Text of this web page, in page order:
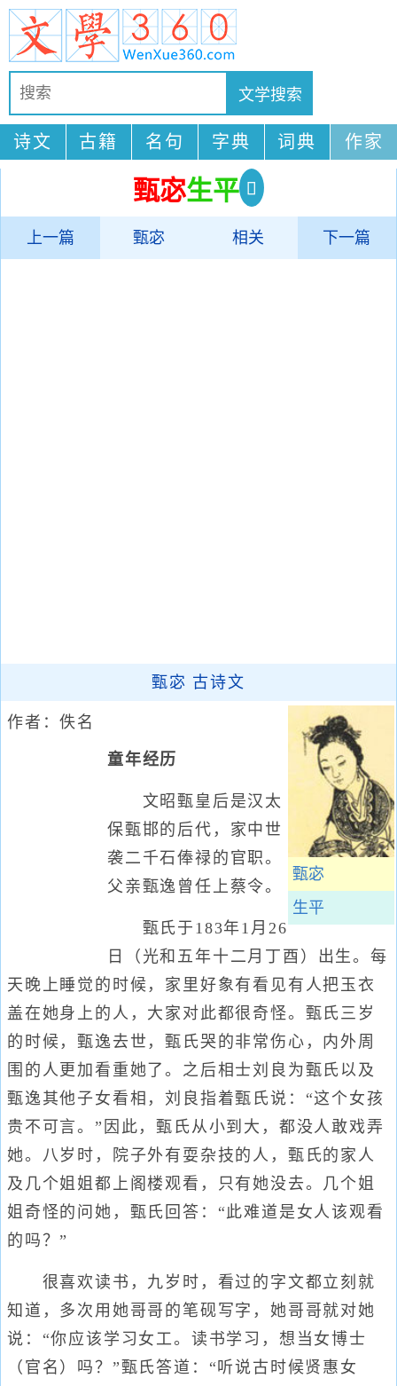
诗文 古籍 名句 字典 词典 作家
甄宓生平
上一篇 甄宓 相关 下一篇
甄宓 古诗文
甄宓
生平
作者：佚名
童年经历
文昭甄皇后是汉太
保甄邯的后代，家中世
袭二千石俸禄的官职。
父亲甄逸曾任上蔡令。
甄氏于183年1月26
日（光和五年十二月丁酉）出生。每
天晚上睡觉的时候，家里好象有看见有人把玉衣
盖在她身上的人，大家对此都很奇怪。甄氏三岁
的时候，甄逸去世，甄氏哭的非常伤心，内外周
围的人更加看重她了。之后相士刘良为甄氏以及
甄逸其他子女看相，刘良指着甄氏说：“这个女孩
贵不可言。”因此，甄氏从小到大，都没人敢戏弄
她。八岁时，院子外有耍杂技的人，甄氏的家人
及几个姐姐都上阁楼观看，只有她没去。几个姐
姐奇怪的问她，甄氏回答：“此难道是女人该观看
的吗？”
很喜欢读书，九岁时，看过的字文都立刻就
知道，多次用她哥哥的笔砚写字，她哥哥就对她
说：“你应该学习女工。读书学习，想当女博士
（官名）吗？”甄氏答道：“听说古时候贤惠女